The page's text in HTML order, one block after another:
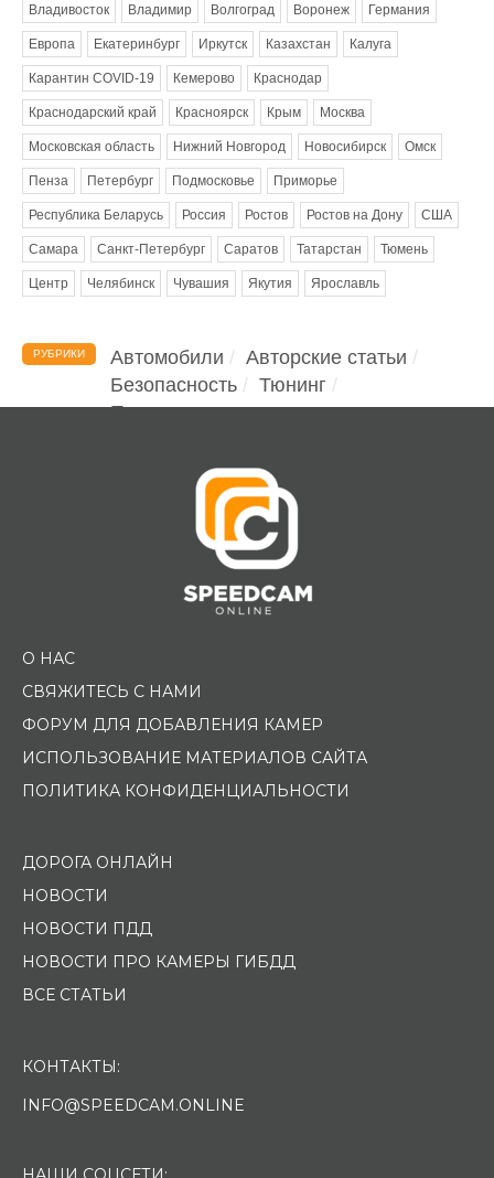
Владивосток Владимир Волгоград Воронеж Германия
Европа Екатеринбург Иркутск Казахстан Калуга
Карантин COVID-19 Кемерово Краснодар
Краснодарский край Красноярск Крым Москва
Московская область Нижний Новгород Новосибирск Омск
Пенза Петербург Подмосковье Приморье
Республика Беларусь Россия Ростов Ростов на Дону США
Самара Санкт-Петербург Саратов Татарстан Тюмень
Центр Челябинск Чувашия Якутия Ярославль
РУБРИКИ Автомобили
Авторские статьи
Безопасность
Тюнинг
Помощь водителю
О НАС
СВЯЖИТЕСЬ С НАМИ
ФОРУМ ДЛЯ ДОБАВЛЕНИЯ КАМЕР
ИСПОЛЬЗОВАНИЕ МАТЕРИАЛОВ САЙТА
ПОЛИТИКА КОНФИДЕНЦИАЛЬНОСТИ
ДОРОГА ОНЛАЙН
НОВОСТИ
НОВОСТИ ПДД
НОВОСТИ ПРО КАМЕРЫ ГИБДД
ВСЕ СТАТЬИ
КОНТАКТЫ:
INFO@SPEEDCAM.ONLINE